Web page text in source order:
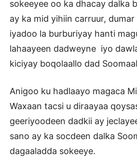
sokeeyee oo ka dhacay dalka
ay ka mid yihiin carruur,
iyadoo la burburiyay hanti
lahaayeen dadweyne iyo
kiciyay boqolaallo dad
Anigoo ku hadlaayo magaca
Waxaan tacsi u diraayaa
geeriyoodeen dadkii ay
sano ay ka socdeen dalka
dagaaladda sokeeye.